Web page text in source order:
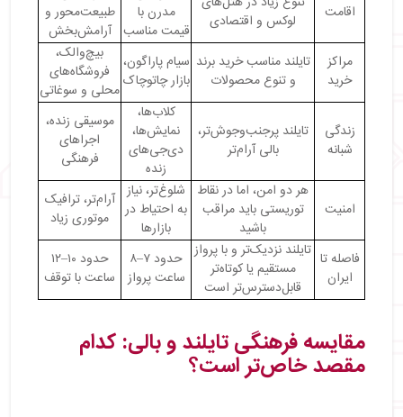
اقامت
لوکس و اقتصادی
مدرن با
قیمت مناسب
طبیعت‌محور و
آرامش‌بخش
مراکز
خرید
تایلند مناسب خرید برند
و تنوع محصولات
سیام پاراگون،
بازار چاتوچاک
بیچ‌والک،
فروشگاه‌های
محلی و سوغاتی
زندگی
شبانه
تایلند پرجنب‌وجوش‌تر،
بالی آرام‌تر
کلاب‌ها،
نمایش‌ها،
دی‌جی‌های
زنده
موسیقی زنده،
اجراهای
فرهنگی
امنیت
هر دو امن، اما در نقاط
توریستی باید مراقب
باشید
شلوغ‌تر، نیاز
به احتیاط در
بازارها
آرام‌تر، ترافیک
موتوری زیاد
فاصله تا
ایران
تایلند نزدیک‌تر و با پرواز
مستقیم یا کوتاه‌تر
قابل‌دسترس‌تر است
حدود ۷–۸
ساعت پرواز
حدود ۱۰–۱۲
ساعت با توقف
مقایسه فرهنگی تایلند و بالی: کدام
مقصد خاص‌تر است؟